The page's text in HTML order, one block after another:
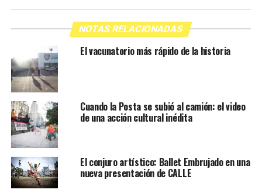
NOTAS RELACIONADAS
El vacunatorio más rápido de la historia
Cuando la Posta se subió al camión: el video
de una acción cultural inédita
El conjuro artístico: Ballet Embrujado en una
nueva presentación de CALLE